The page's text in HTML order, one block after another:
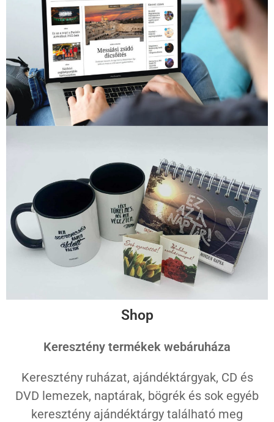
Shop
Keresztény termékek webáruháza
Keresztény ruházat, ajándéktárgyak, CD és
DVD lemezek, naptárak, bögrék és sok egyéb
keresztény ajándéktárgy található meg